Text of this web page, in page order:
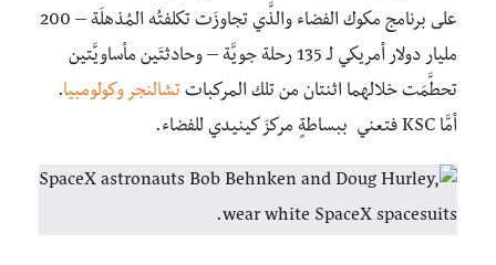
على برنامج مكوك الفضاء والذَّي تجاوزَت تكلفتُه المُذهلَة – 200
مليار دولار أمريكي لـ 135 رحلة جويَّة – وحادثتَين مأساويَّتين
تحطَّمَت خلالهما اثنتان من تلك المركبات تشالنجر وكولومبيا.
أمَّا KSC فتعني ببساطةٍ مركزَ كينيدي للفضاء.